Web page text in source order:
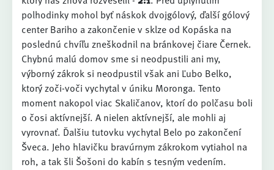
polhodinky mohol byť náskok dvojgólový, ďalší gólový
center Bariho a zakončenie v sklze od Kopáska na
poslednú chvíľu zneškodnil na bránkovej čiare Černek.
Chybnú malú domov sme si neodpustili ani my,
výborný zákrok si neodpustil však ani Ľubo Belko,
ktorý zoči-voči vychytal v úniku Moronga. Tento
moment nakopol viac Skaličanov, ktorí do polčasu boli
o čosi aktívnejší. A nielen aktívnejší, ale mohli aj
vyrovnať. Ďalšiu tutovku vychytal Belo po zakončení
Šveca. Jeho hlavičku bravúrnym zákrokom vytiahol na
roh, a tak šli Šošoni do kabín s tesným vedením.